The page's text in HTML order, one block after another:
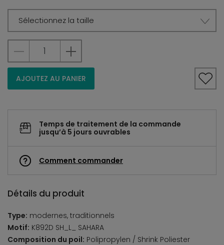
Sélectionnez la taille
AJOUTEZ AU PANIER
Temps de traitement de la commande
jusqu’à 5 jours ouvrables
Comment commander
Détails du produit
Type: modernes, traditionnels
Motif: K892D SH_L_ SAHARA
Composition du poil: Polipropylen / Shrink Poliester